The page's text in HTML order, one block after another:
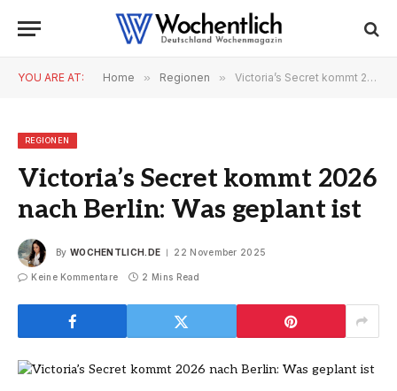
YOU ARE AT: Home » Regionen » Victoria’s Secret kommt 2026 nach Berlin: Was geplant ist
REGIONEN
Victoria’s Secret kommt 2026
nach Berlin: Was geplant ist
By WOCHENTLICH.DE 22 November 2025
Keine Kommentare 2 Mins Read